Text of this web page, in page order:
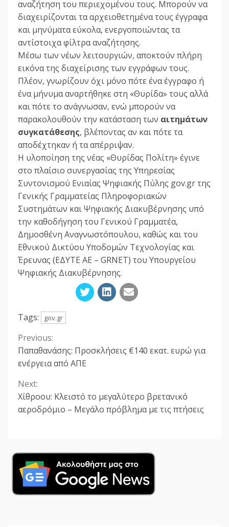
αναζήτηση του περιεχομένου τους. Μπορούν να
διαχειρίζονται τα αρχειοθετημένα τους έγγραφα
και μηνύματα εύκολα, ενεργοποιώντας τα
αντίστοιχα φίλτρα αναζήτησης.
Μέσω των νέων λειτουργιών, αποκτούν πλήρη
εικόνα της διαχείρισης των εγγράφων τους.
Πλέον, γνωρίζουν όχι μόνο πότε ένα έγγραφο ή
ένα μήνυμα αναρτήθηκε στη «Θυρίδα» τους αλλά
και πότε το ανάγνωσαν, ενώ μπορούν να
παρακολουθούν την κατάσταση των αιτημάτων
συγκατάθεσης, βλέποντας αν και πότε τα
αποδέχτηκαν ή τα απέρριψαν.
H υλοποίηση της νέας «Θυρίδας Πολίτη» έγινε
στο πλαίσιο συνεργασίας της Υπηρεσίας
Συντονισμού Ενιαίας Ψηφιακής Πύλης gov.gr της
Γενικής Γραμματείας Πληροφοριακών
Συστημάτων και Ψηφιακής Διακυβέρνησης υπό
την καθοδήγηση του Γενικού Γραμματέα,
Δημοσθένη Αναγνωστόπουλου, καθώς και του
Εθνικού Δικτύου Υποδομών Τεχνολογίας και
Έρευνας (ΕΔΥΤΕ ΑΕ – GRNET) του Υπουργείου
Ψηφιακής Διακυβέρνησης.
Tags: gov.gr
Continue
Reading
Previous:
Παπαθανάσης: Προσκλήσεις €140 εκατ. ευρώ για
ενέργεια από ΑΠΕ
Next:
Χίθροου: Κλειστό το μεγαλύτερο βρετανικό
αεροδρόμιο – Μεγάλο πρόβλημα με τις πτήσεις